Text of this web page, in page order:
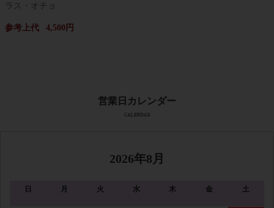
ラス・オチョ
参考上代 4,500円
2026年8月
日 月 火 水 木 金 土